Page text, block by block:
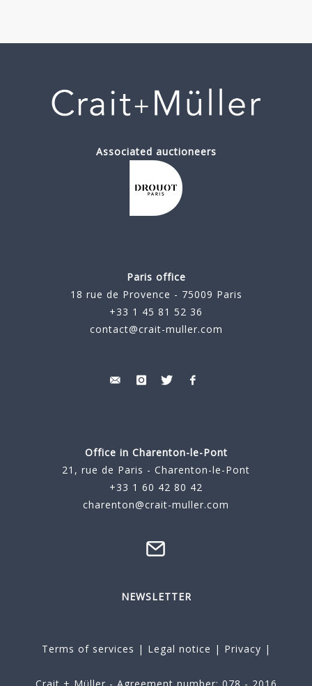
Associated auctioneers
Paris office
18 rue de Provence - 75009 Paris
+33 1 45 81 52 36
contact@crait-muller.com
Office in Charenton-le-Pont
21, rue de Paris - Charenton-le-Pont
+33 1 60 42 80 42
charenton@crait-muller.com
NEWSLETTER
Terms of services | Legal notice | Privacy |